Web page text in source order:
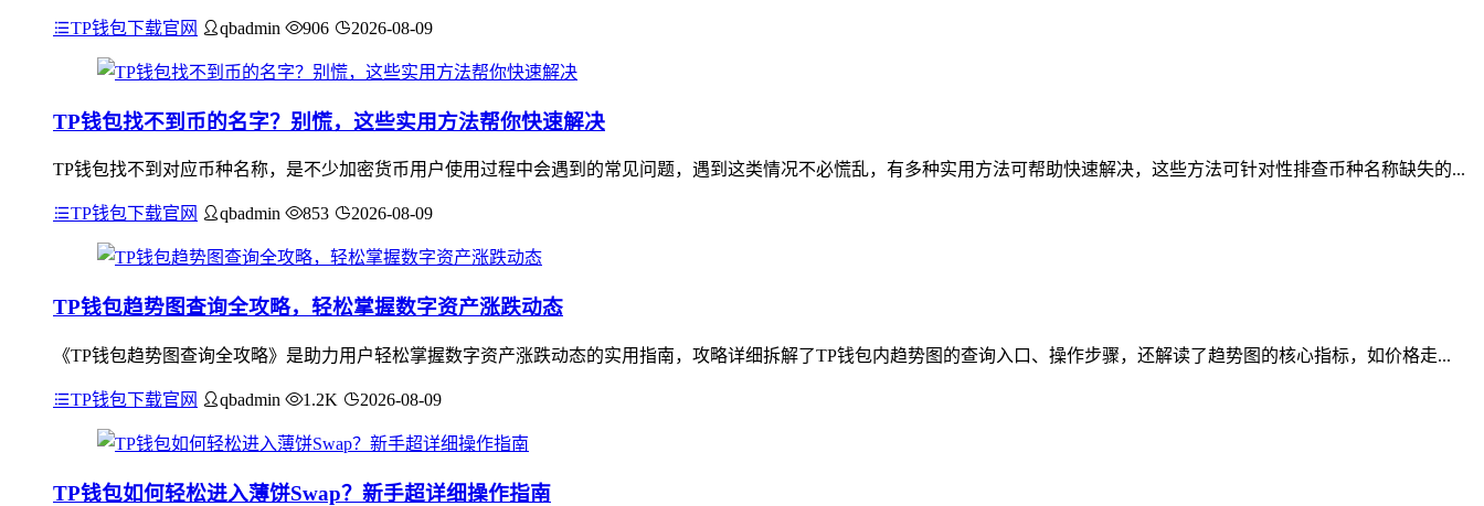
TP钱包下载官网 qbadmin 906 2026-08-09
TP钱包找不到币的名字？别慌，这些实用方法帮你快速解决
TP钱包找不到对应币种名称，是不少加密货币用户使用过程中会遇到的常见问题，遇到这类情况不必慌乱，有多种实用方法可帮助快速解决，这些方法可针对性排查币种名称缺失的...
TP钱包下载官网 qbadmin 853 2026-08-09
TP钱包趋势图查询全攻略，轻松掌握数字资产涨跌动态
《TP钱包趋势图查询全攻略》是助力用户轻松掌握数字资产涨跌动态的实用指南，攻略详细拆解了TP钱包内趋势图的查询入口、操作步骤，还解读了趋势图的核心指标，如价格走...
TP钱包下载官网 qbadmin 1.2K 2026-08-09
TP钱包如何轻松进入薄饼Swap？新手超详细操作指南